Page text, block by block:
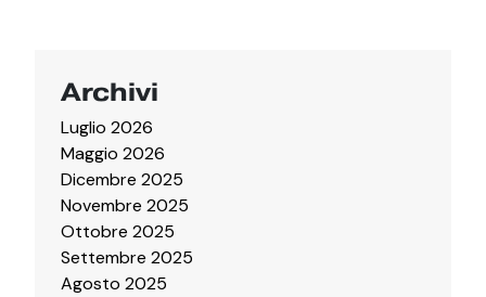
Archivi
Luglio 2026
Maggio 2026
Dicembre 2025
Novembre 2025
Ottobre 2025
Settembre 2025
Agosto 2025